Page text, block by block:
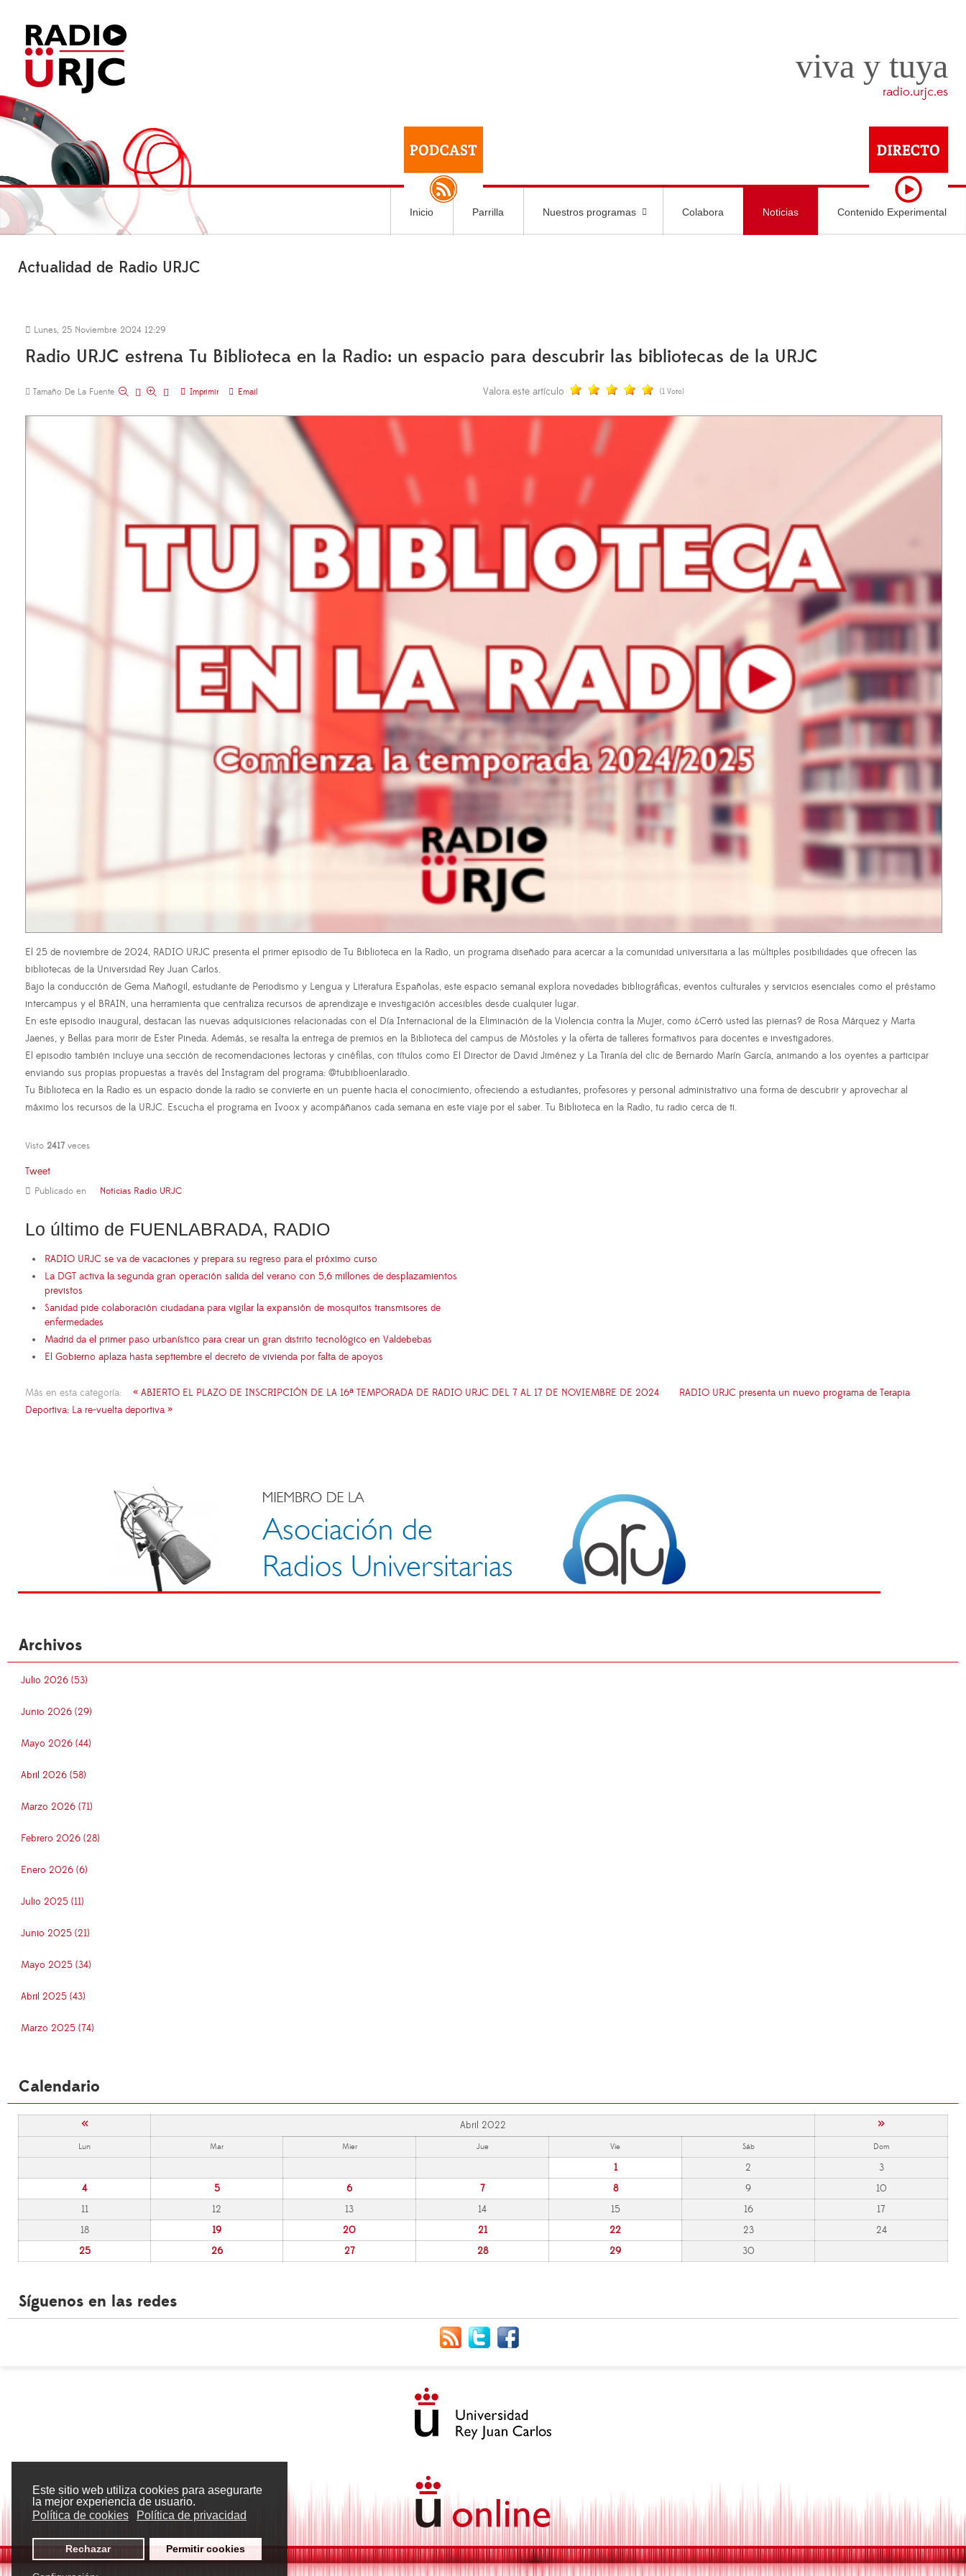
Este sitio web utiliza cookies para asegurarte
la mejor experiencia de usuario.
Política de cookies
Política de privacidad
Rechazar Permitir cookies
viva y tuya
radio.urjc.es
Inicio Parrilla Nuestros programas Colabora Noticias Contenido Experimental
Actualidad de Radio URJC
Lunes, 25 Noviembre 2024 12:29
Radio URJC estrena Tu Biblioteca en la Radio: un espacio para descubrir las bibliotecas de la URJC
Tamaño De La Fuente Imprimir Email Valora este artículo (1 Voto)
El 25 de noviembre de 2024, RADIO URJC presenta el primer episodio de Tu Biblioteca en la Radio, un programa diseñado para acercar a la comunidad universitaria a las múltiples posibilidades que ofrecen las
bibliotecas de la Universidad Rey Juan Carlos.
Bajo la conducción de Gema Mañogil, estudiante de Periodismo y Lengua y Literatura Españolas, este espacio semanal explora novedades bibliográficas, eventos culturales y servicios esenciales como el préstamo
intercampus y el BRAIN, una herramienta que centraliza recursos de aprendizaje e investigación accesibles desde cualquier lugar.
En este episodio inaugural, destacan las nuevas adquisiciones relacionadas con el Día Internacional de la Eliminación de la Violencia contra la Mujer, como ¿Cerró usted las piernas? de Rosa Márquez y Marta
Jaenes, y Bellas para morir de Ester Pineda. Además, se resalta la entrega de premios en la Biblioteca del campus de Móstoles y la oferta de talleres formativos para docentes e investigadores.
El episodio también incluye una sección de recomendaciones lectoras y cinéfilas, con títulos como El Director de David Jiménez y La Tiranía del clic de Bernardo Marín García, animando a los oyentes a participar
enviando sus propias propuestas a través del Instagram del programa: @tubiblioenlaradio.
Tu Biblioteca en la Radio es un espacio donde la radio se convierte en un puente hacia el conocimiento, ofreciendo a estudiantes, profesores y personal administrativo una forma de descubrir y aprovechar al
máximo los recursos de la URJC. Escucha el programa en Ivoox y acompáñanos cada semana en este viaje por el saber. Tu Biblioteca en la Radio, tu radio cerca de ti.
Visto 2417 veces
Tweet
Publicado en Noticias Radio URJC
Lo último de FUENLABRADA, RADIO
RADIO URJC se va de vacaciones y prepara su regreso para el próximo curso
La DGT activa la segunda gran operación salida del verano con 5,6 millones de desplazamientos
previstos
Sanidad pide colaboración ciudadana para vigilar la expansión de mosquitos transmisores de
enfermedades
Madrid da el primer paso urbanístico para crear un gran distrito tecnológico en Valdebebas
El Gobierno aplaza hasta septiembre el decreto de vivienda por falta de apoyos
Más en esta categoría: « ABIERTO EL PLAZO DE INSCRIPCIÓN DE LA 16ª TEMPORADA DE RADIO URJC DEL 7 AL 17 DE NOVIEMBRE DE 2024
RADIO URJC presenta un nuevo programa de Terapia
Deportiva: La re-vuelta deportiva »
Archivos
Julio 2026 (53)
Junio 2026 (29)
Mayo 2026 (44)
Abril 2026 (58)
Marzo 2026 (71)
Febrero 2026 (28)
Enero 2026 (6)
Julio 2025 (11)
Junio 2025 (21)
Mayo 2025 (34)
Abril 2025 (43)
Marzo 2025 (74)
Calendario
« Abril 2022 »
Lun Mar Mier Jue Vie Sáb Dom
1 2
3
4
5 6 7 8 9
10
11
12 13 14 15 16
17
18
19 20 21 22 23
24
25
26 27 28 29 30
Síguenos en las redes